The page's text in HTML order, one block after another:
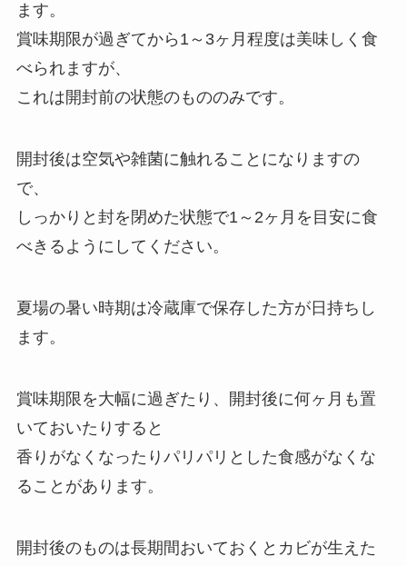
ます。
賞味期限が過ぎてから1～3ヶ月程度は美味しく食
べられますが、
これは開封前の状態のもののみです。
開封後は空気や雑菌に触れることになりますの
で、
しっかりと封を閉めた状態で1～2ヶ月を目安に食
べきるようにしてください。
夏場の暑い時期は冷蔵庫で保存した方が日持ちし
ます。
賞味期限を大幅に過ぎたり、開封後に何ヶ月も置
いておいたりすると
香りがなくなったりパリパリとした食感がなくな
ることがあります。
開封後のものは長期間おいておくとカビが生えた